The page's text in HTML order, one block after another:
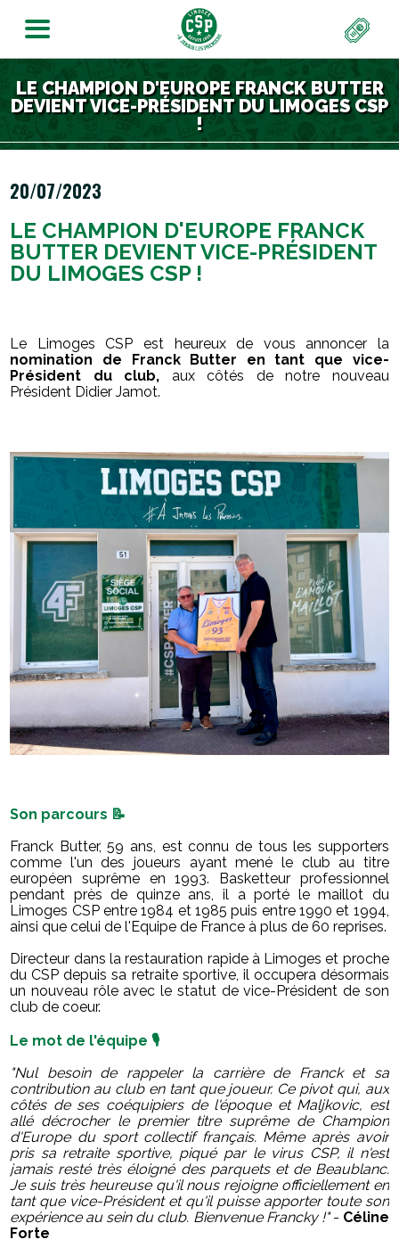
LE CHAMPION D'EUROPE FRANCK BUTTER
DEVIENT VICE-PRÉSIDENT DU LIMOGES CSP
!
20/07/2023
LE CHAMPION D'EUROPE FRANCK
BUTTER DEVIENT VICE-PRÉSIDENT
DU LIMOGES CSP !
Le Limoges CSP est heureux de vous annoncer la
nomination de Franck Butter en tant que vice-
Président du club, aux côtés de notre nouveau
Président Didier Jamot.
Son parcours 📝
Franck Butter, 59 ans, est connu de tous les supporters
comme l'un des joueurs ayant mené le club au titre
européen suprême en 1993. Basketteur professionnel
pendant près de quinze ans, il a porté le maillot du
Limoges CSP entre 1984 et 1985 puis entre 1990 et 1994,
ainsi que celui de l'Equipe de France à plus de 60 reprises.
Directeur dans la restauration rapide à Limoges et proche
du CSP depuis sa retraite sportive, il occupera désormais
un nouveau rôle avec le statut de vice-Président de son
club de coeur.
Le mot de l'équipe 🎙️
"Nul besoin de rappeler la carrière de Franck et sa
contribution au club en tant que joueur. Ce pivot qui, aux
côtés de ses coéquipiers de l'époque et Maljkovic, est
allé décrocher le premier titre suprême de Champion
d'Europe du sport collectif français. Même après avoir
pris sa retraite sportive, piqué par le virus CSP, il n'est
jamais resté très éloigné des parquets et de Beaublanc.
Je suis très heureuse qu'il nous rejoigne officiellement en
tant que vice-Président et qu'il puisse apporter toute son
expérience au sein du club. Bienvenue Francky !"- Céline
Forte